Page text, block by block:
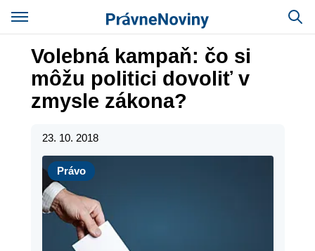
Volebná kampaň: čo si
môžu politici dovoliť v
zmysle zákona?
23. 10. 2018
Právo
Právo